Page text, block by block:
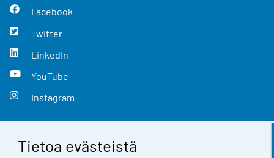
Tietoa evästeistä
Facebook
Twitter
LinkedIn
YouTube
Instagram
Yhteystiedot